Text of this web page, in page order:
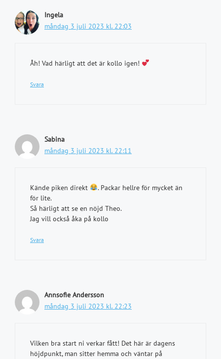
Ingela
måndag 3 juli 2023 kl. 22:03
Åh! Vad härligt att det är kollo igen!
Svara
Sabina
måndag 3 juli 2023 kl. 22:11
Kände piken direkt
. Packar hellre för mycket än
för lite.
Så härligt att se en nöjd Theo.
Jag vill också åka på kollo
Svara
Annsofie Andersson
måndag 3 juli 2023 kl. 22:23
Vilken bra start ni verkar fått! Det här är dagens
höjdpunkt, man sitter hemma och väntar på